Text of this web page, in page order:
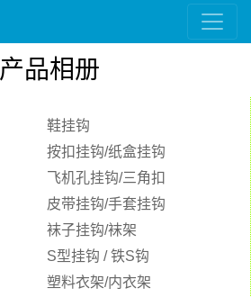
产品相册
鞋挂钩
按扣挂钩/纸盒挂钩
飞机孔挂钩/三角扣
皮带挂钩/手套挂钩
袜子挂钩/袜架
S型挂钩 / 铁S钩
塑料衣架/内衣架